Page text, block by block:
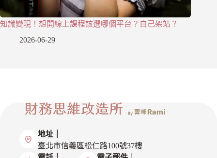
知識變現！想開線上課程該選哪個平台？自己架站？
2026-06-29
地址｜
臺北市信義區松仁路100號37樓